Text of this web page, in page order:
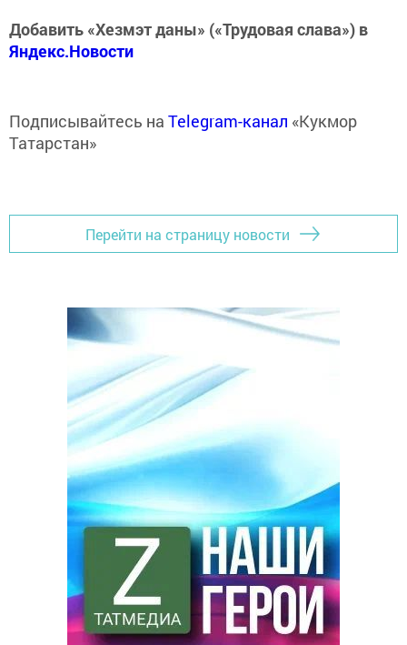
Добавить «Хезмэт даны» («Трудовая слава») в
Яндекс.Новости
Подписывайтесь на Telegram-канал «Кукмор
Татарстан»
Перейти на страницу новости